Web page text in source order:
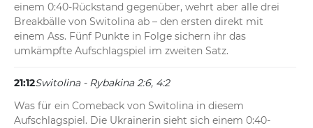
einem 0:40-Rückstand gegenüber, wehrt aber alle drei
Breakbälle von Switolina ab – den ersten direkt mit
einem Ass. Fünf Punkte in Folge sichern ihr das
umkämpfte Aufschlagspiel im zweiten Satz.
21:12Switolina - Rybakina 2:6, 4:2
Was für ein Comeback von Switolina in diesem
Aufschlagspiel. Die Ukrainerin sieht sich einem 0:40-